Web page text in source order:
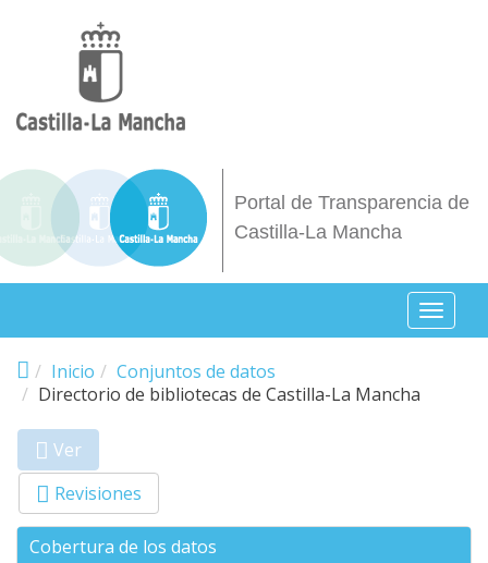
Portal de Transparencia de
Castilla-La Mancha
Toggle
Inicio
Conjuntos de datos
Directorio de bibliotecas de Castilla-La Mancha
Primary tabs
Ver
activa)
Revisiones
Cobertura de los datos